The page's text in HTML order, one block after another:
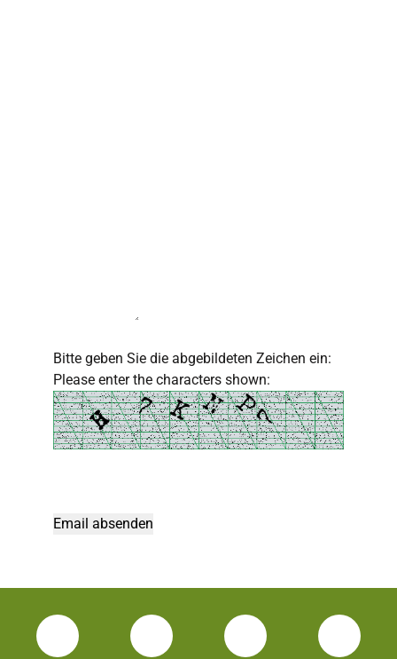
Bitte geben Sie die abgebildeten Zeichen ein:
Please enter the characters shown:
Facebook Unisport-Zentrum
Instagram Unisport-Zentrum
Youtube TU